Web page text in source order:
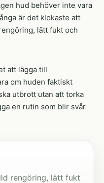
hud behöver inte vara
är det klokaste att
lätt fukt och
att lägga till
om huden faktiskt
utbrott utan att torka
en rutin som blir svår
rengöring, lätt fukt